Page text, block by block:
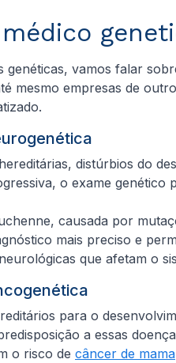
vamos falar
mesmo empresas de
distúrbios do
o exame genético
causada por
mais preciso e
que afetam o
para o
a essas
o risco de câncer de mama